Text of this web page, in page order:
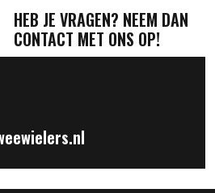
HEB JE VRAGEN? NEEM DAN
CONTACT MET ONS OP!